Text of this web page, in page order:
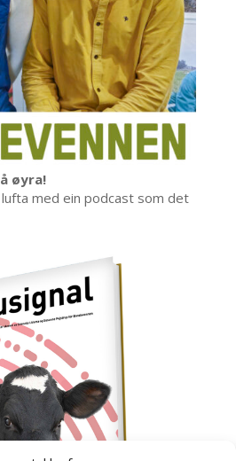
øyra!
med ein podcast som det